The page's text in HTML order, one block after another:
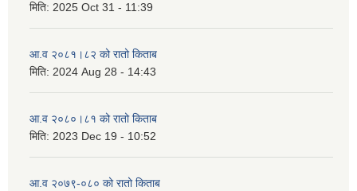
मिति: 2025 Oct 31 - 11:39
आ.व २०८१।८२ को रातो किताब
मिति: 2024 Aug 28 - 14:43
आ.व २०८०।८१ को रातो किताब
मिति: 2023 Dec 19 - 10:52
आ.व २०७९-०८० को रातो किताब